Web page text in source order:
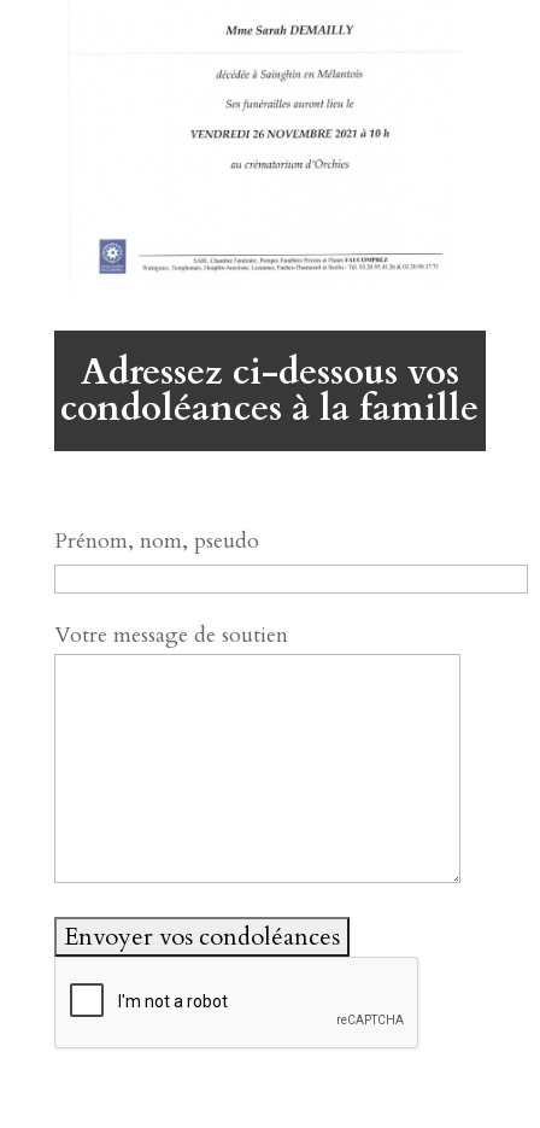
Adressez ci-dessous vos
condoléances à la famille
Prénom, nom, pseudo
Votre message de soutien